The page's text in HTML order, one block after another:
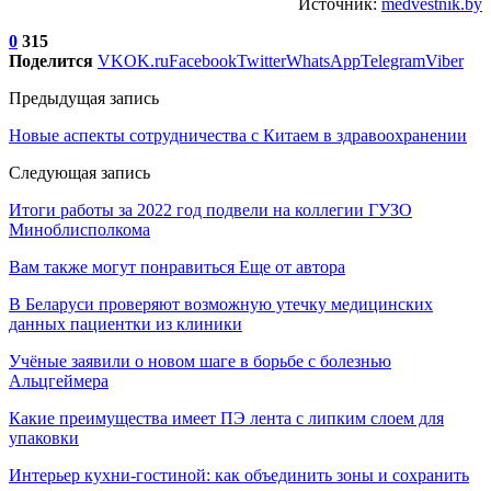
0 315
Поделится VKOK.ruFacebookTwitterWhatsAppTelegramViber
Предыдущая запись
Новые аспекты сотрудничества с Китаем в здравоохранении
Следующая запись
Итоги работы за 2022 год подвели на коллегии ГУЗО
Миноблисполкома
Вам также могут понравиться Еще от автора
В Беларуси проверяют возможную утечку медицинских
данных пациентки из клиники
Учёные заявили о новом шаге в борьбе с болезнью
Альцгеймера
Какие преимущества имеет ПЭ лента с липким слоем для
упаковки
Интерьер кухни-гостиной: как объединить зоны и сохранить